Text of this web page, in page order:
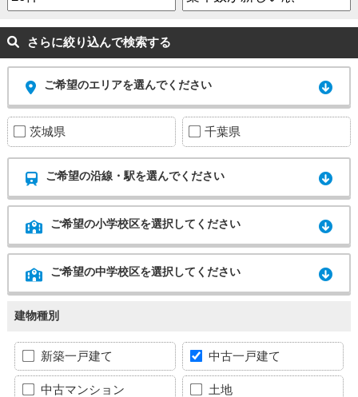
さらに絞り込んで検索する
ご希望のエリアを選んでください
茨城県 千葉県
ご希望の沿線・駅を選んでください
ご希望の小学校区を選択してください
ご希望の中学校区を選択してください
建物種別
新築一戸建て 中古一戸建て
中古マンション 土地